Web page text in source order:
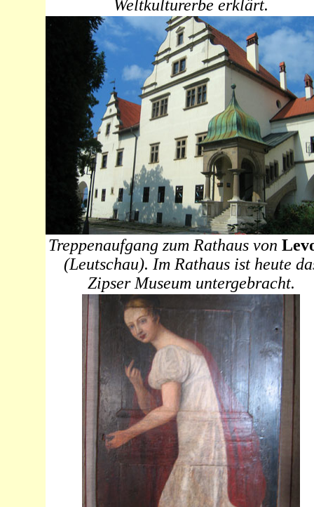
Weltkulturerbe erklärt.
Treppenaufgang zum Rathaus von
(Leutschau). Im Rathaus ist heute
Zipser Museum untergebracht.